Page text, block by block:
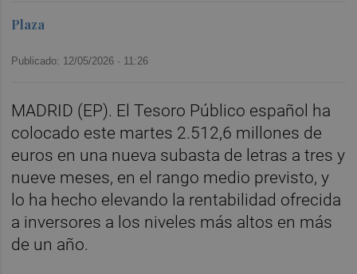
Plaza
Publicado: 12/05/2026 · 11:26
MADRID (EP). El Tesoro Público español ha
colocado este martes 2.512,6 millones de
euros en una nueva subasta de letras a tres y
nueve meses, en el rango medio previsto, y
lo ha hecho elevando la rentabilidad ofrecida
a inversores a los niveles más altos en más
de un año.